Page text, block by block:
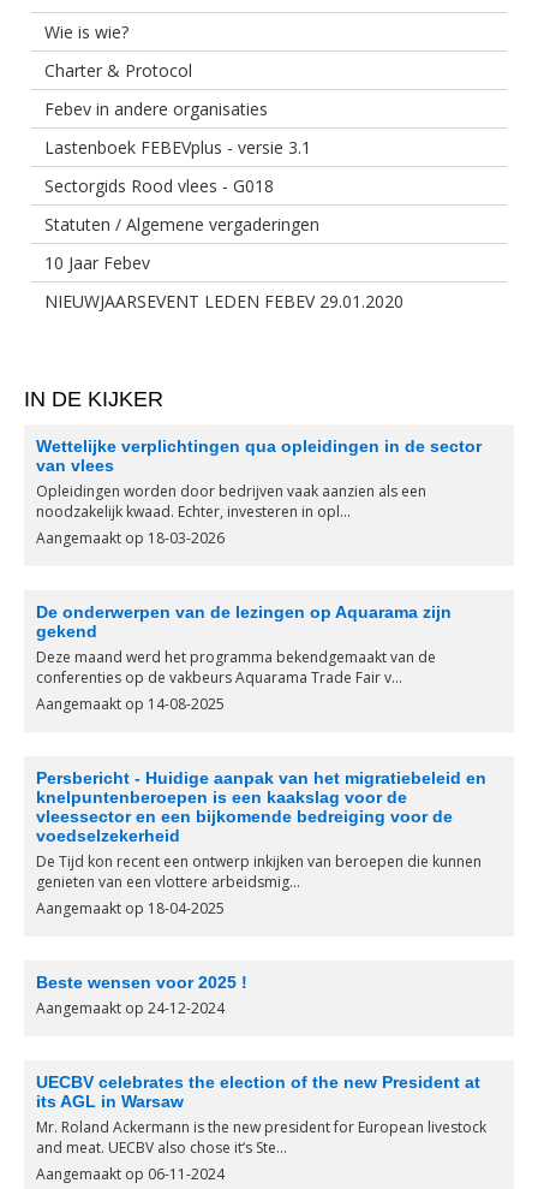
Wie is wie?
Charter & Protocol
Febev in andere organisaties
Lastenboek FEBEVplus - versie 3.1
Sectorgids Rood vlees - G018
Statuten / Algemene vergaderingen
10 Jaar Febev
NIEUWJAARSEVENT LEDEN FEBEV 29.01.2020
IN DE KIJKER
Wettelijke verplichtingen qua opleidingen in de sector
van vlees
Opleidingen worden door bedrijven vaak aanzien als een
noodzakelijk kwaad. Echter, investeren in opl...
Aangemaakt op 18-03-2026
De onderwerpen van de lezingen op Aquarama zijn
gekend
Deze maand werd het programma bekendgemaakt van de
conferenties op de vakbeurs Aquarama Trade Fair v...
Aangemaakt op 14-08-2025
Persbericht - Huidige aanpak van het migratiebeleid en
knelpuntenberoepen is een kaakslag voor de
vleessector en een bijkomende bedreiging voor de
voedselzekerheid
De Tijd kon recent een ontwerp inkijken van beroepen die kunnen
genieten van een vlottere arbeidsmig...
Aangemaakt op 18-04-2025
Beste wensen voor 2025 !
Aangemaakt op 24-12-2024
UECBV celebrates the election of the new President at
its AGL in Warsaw
Mr. Roland Ackermann is the new president for European livestock
and meat. UECBV also chose it‘s Ste...
Aangemaakt op 06-11-2024